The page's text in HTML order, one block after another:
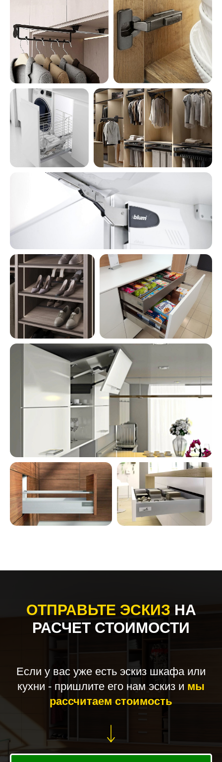
ОТПРАВЬТЕ ЭСКИЗ НА
РАСЧЕТ СТОИМОСТИ
Если у вас уже есть эскиз шкафа или
кухни - пришлите его нам эскиз и мы
рассчитаем стоимость